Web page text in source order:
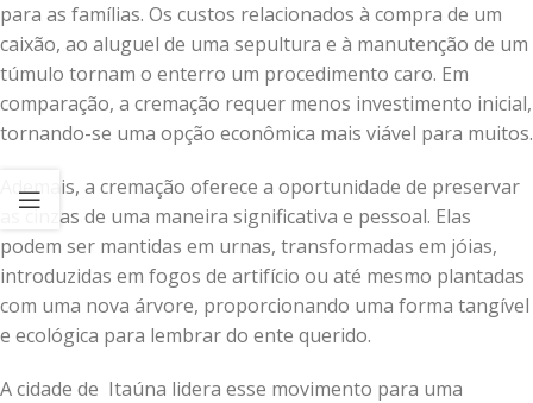
para as famílias. Os custos relacionados à compra de um
caixão, ao aluguel de uma sepultura e à manutenção de um
túmulo tornam o enterro um procedimento caro. Em
comparação, a cremação requer menos investimento inicial,
tornando-se uma opção econômica mais viável para muitos.
Ademais, a cremação oferece a oportunidade de preservar
as cinzas de uma maneira significativa e pessoal. Elas
podem ser mantidas em urnas, transformadas em jóias,
introduzidas em fogos de artifício ou até mesmo plantadas
com uma nova árvore, proporcionando uma forma tangível
e ecológica para lembrar do ente querido.
A cidade de Itaúna lidera esse movimento para uma